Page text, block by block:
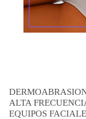
ALTA
EQUIPOS